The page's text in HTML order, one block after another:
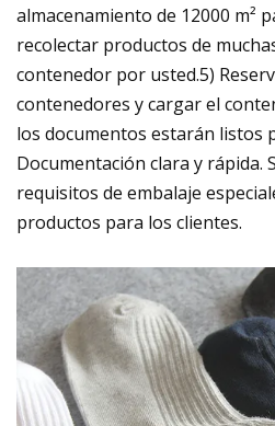
almacenamiento de 12000 m²
recolectar productos de
contenedor por usted.5)
contenedores y cargar el
los documentos estarán listos
Documentación clara y rápida.
requisitos de embalaje
productos para los clientes.